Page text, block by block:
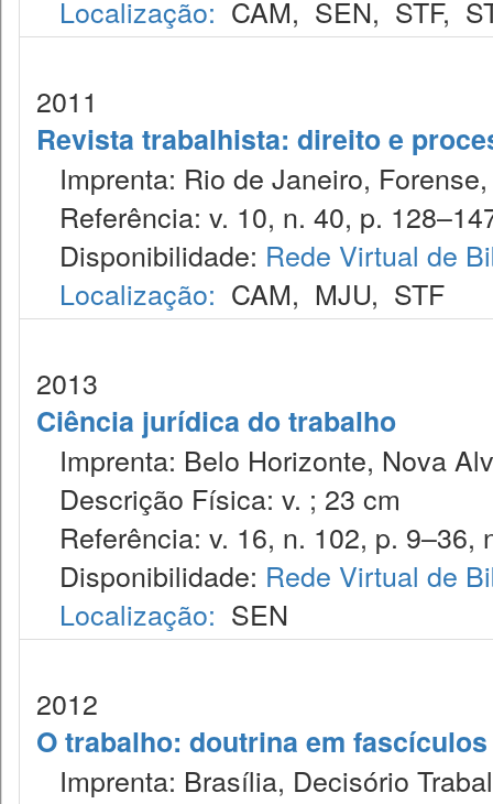
Localização: CAM, SEN, STF,
2011
Revista trabalhista: direito e
Imprenta: Rio de Janeiro,
Referência: v. 10, n. 40, p.
Disponibilidade: Rede Virtual de
Localização: CAM, MJU, STF
2013
Ciência jurídica do trabalho
Imprenta: Belo Horizonte, Nova
Descrição Física: v. ; 23 cm
Referência: v. 16, n. 102, p. 9–36,
Disponibilidade: Rede Virtual de
Localização: SEN
2012
O trabalho: doutrina em
Imprenta: Brasília, Decisório